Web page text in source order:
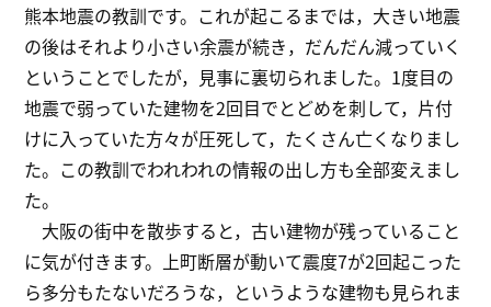
熊本地震の教訓です。これが起こるまでは，大きい地震
の後はそれより小さい余震が続き，だんだん減っていく
ということでしたが，見事に裏切られました。1度目の
地震で弱っていた建物を2回目でとどめを刺して，片付
けに入っていた方々が圧死して，たくさん亡くなりまし
た。この教訓でわれわれの情報の出し方も全部変えまし
た。
大阪の街中を散歩すると，古い建物が残っていること
に気が付きます。上町断層が動いて震度7が2回起こった
ら多分もたないだろうな，というような建物も見られま